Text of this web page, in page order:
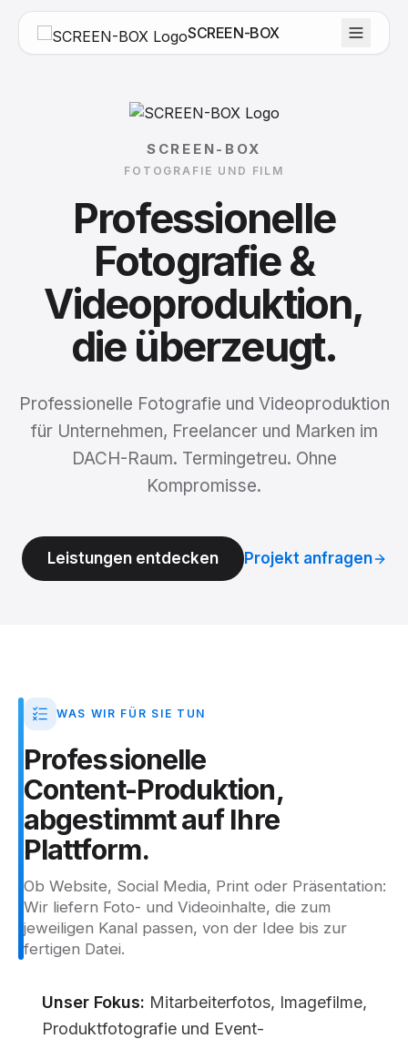
SCREEN-BOX
SCREEN-BOX
FOTOGRAFIE UND FILM
Professionelle
Fotografie &
Videoproduktion,
die überzeugt.
Professionelle Fotografie und Videoproduktion
für Unternehmen, Freelancer und Marken im
DACH-Raum. Termingetreu. Ohne
Kompromisse.
Leistungen entdecken Projekt anfragen
WAS WIR FÜR SIE TUN
Professionelle
Content-Produktion,
abgestimmtauf Ihre
Plattform.
Ob Website, Social Media, Print oder Präsentation:
Wir liefern Foto- und Videoinhalte, die zum
jeweiligen Kanal passen, von der Idee bis zur
fertigen Datei.
Unser Fokus: Mitarbeiterfotos, Imagefilme,
Produktfotografie und Event-